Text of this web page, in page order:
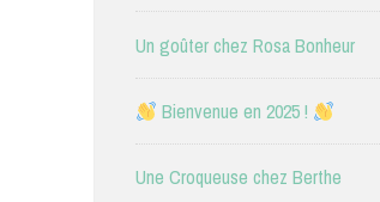
Un goûter chez Rosa Bonheur
Bienvenue en 2025 !
Une Croqueuse chez Berthe